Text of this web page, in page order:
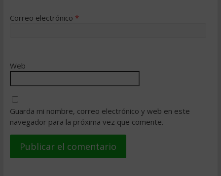
Correo electrónico *
Web
Guarda mi nombre, correo electrónico y web en este
navegador para la próxima vez que comente.